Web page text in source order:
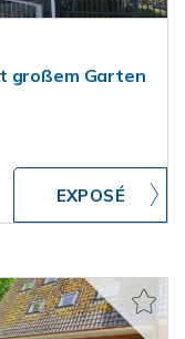
großem Garten